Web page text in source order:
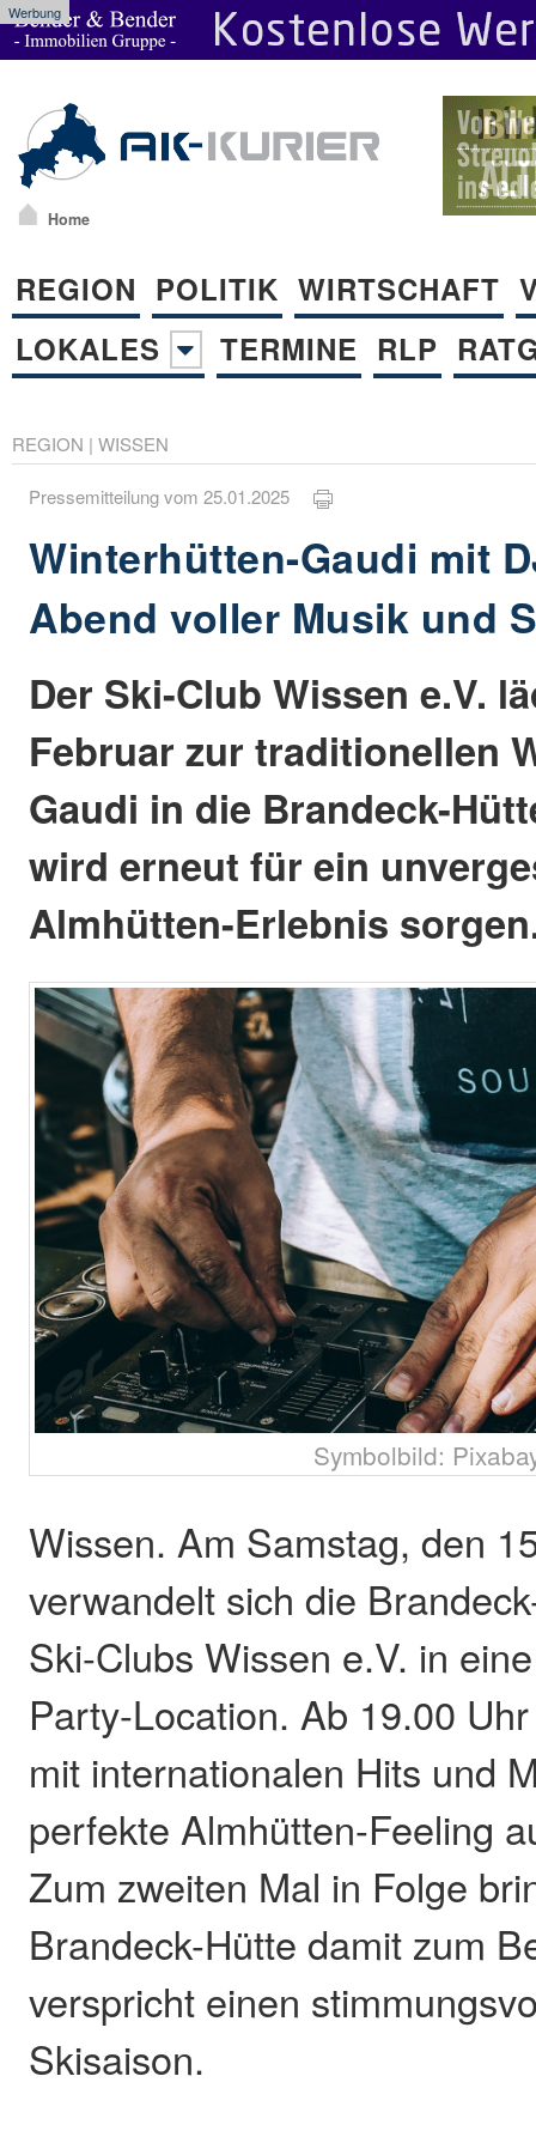
Werbung
Home
REGION POLITIK WIRTSCHAFT
LOKALES
TERMINE RLP
REGION | WISSEN
Pressemitteilung vom 25.01.2025
Winterhütten-Gaudi mit
Abend voller Musik und
Der Ski-Club Wissen e.V.
Februar zur traditionellen
Gaudi in die Brandeck-
wird erneut für ein
Almhütten-Erlebnis
Symbolbild:
Wissen. Am Samstag, den
verwandelt sich die
Ski-Clubs Wissen e.V. in
Party-Location. Ab 19.00
mit internationalen Hits und
perfekte Almhütten-Feeling
Zum zweiten Mal in Folge
Brandeck-Hütte damit zum
verspricht einen
Skisaison.